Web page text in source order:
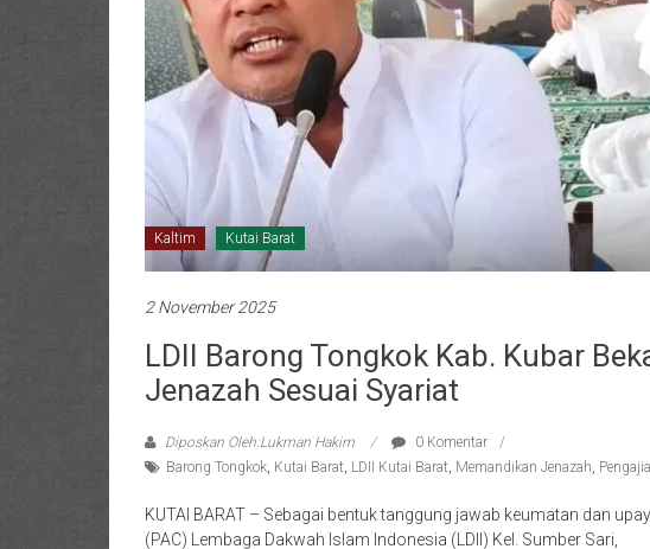
Kaltim Kutai Barat
2 November 2025
LDII Barong Tongkok Kab. Kubar
Jenazah Sesuai Syariat
Diposkan Oleh:Lukman Hakim
0 Komentar
Barong Tongkok, Kutai Barat, LDII Kutai Barat, Memandikan Jenazah,
KUTAI BARAT – Sebagai bentuk tanggung jawab keumatan dan
(PAC) Lembaga Dakwah Islam Indonesia (LDII) Kel. Sumber Sari,